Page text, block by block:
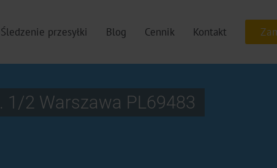
Śledzenie przesyłki Blog Cennik Kontakt
1/2 Warszawa PL69483